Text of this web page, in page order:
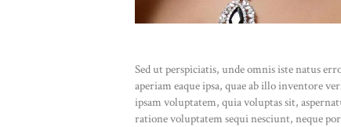
Sed ut perspiciatis, unde omnis iste natus
aperiam eaque ipsa, quae ab illo inventore
ipsam voluptatem, quia voluptas sit,
ratione voluptatem sequi nesciunt, neque